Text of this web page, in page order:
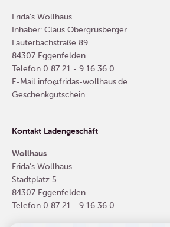
Frida's Wollhaus
Inhaber: Claus Obergrusberger
Lauterbachstraße 89
84307 Eggenfelden
Telefon 0 87 21 - 9 16 36 0
E-Mail info@fridas-wollhaus.de
Geschenkgutschein
Kontakt Ladengeschäft
Wollhaus
Frida's Wollhaus
Stadtplatz 5
84307 Eggenfelden
Telefon 0 87 21 - 9 16 36 0